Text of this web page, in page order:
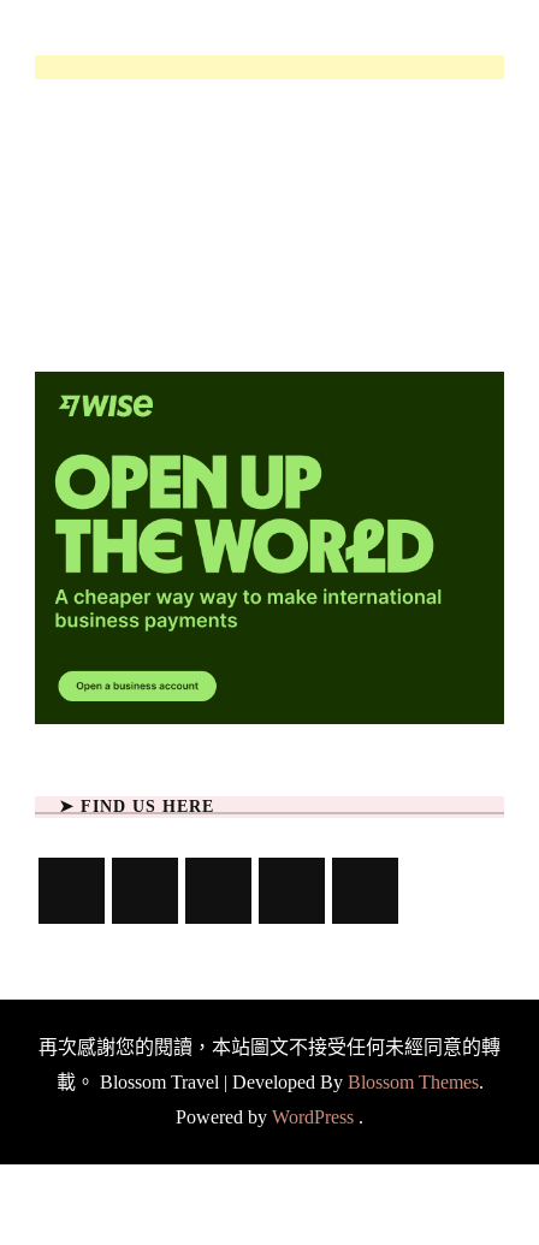
➤ FIND US HERE
再次感謝您的閱讀，本站圖文不接受任何未經同意的轉
載。 Blossom Travel | Developed By Blossom Themes.
Powered by WordPress .